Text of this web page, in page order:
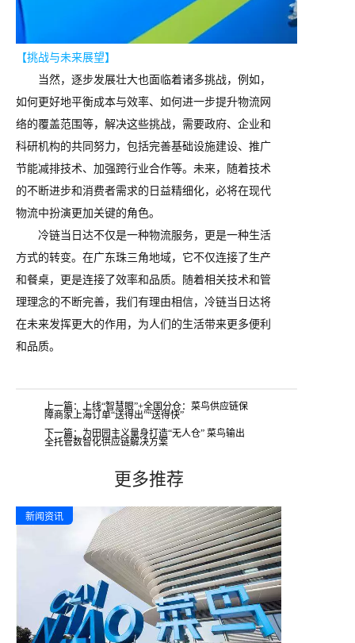
【挑战与未来展望】
当然，逐步发展壮大也面临着诸多挑战，例如，
如何更好地平衡成本与效率、如何进一步提升物流网
络的覆盖范围等，解决这些挑战，需要政府、企业和
科研机构的共同努力，包括完善基础设施建设、推广
节能减排技术、加强跨行业合作等。未来，随着技术
的不断进步和消费者需求的日益精细化，必将在现代
物流中扮演更加关键的角色。
冷链当日达不仅是一种物流服务，更是一种生活
方式的转变。在广东珠三角地域，它不仅连接了生产
和餐桌，更是连接了效率和品质。随着相关技术和管
理理念的不断完善，我们有理由相信，冷链当日达将
在未来发挥更大的作用，为人们的生活带来更多便利
和品质。
上一篇：上线“智慧眼”+全国分仓：菜鸟供应链保
障商家上海订单“送得出”“送得快”
下一篇：为田园主义量身打造“无人仓” 菜鸟输出
全托管数智化供应链解决方案
更多推荐
新闻资讯